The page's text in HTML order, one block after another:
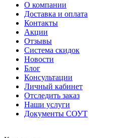
О компании
Доставка и оплата
Контакты
Акции
Отзывы
Система скидок
Новости
Блог
Консультации
Личный кабинет
Отследить заказ
Наши услуги
Документы СОУТ